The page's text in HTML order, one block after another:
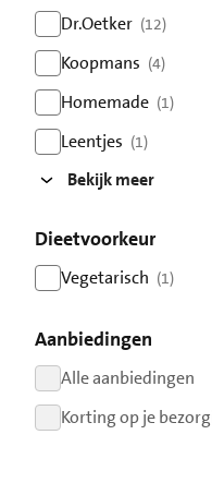
resultaten
Dr.Oetker (12)
resultaten
Koopmans (4)
resultaten
Homemade (1)
resultaten
Leentjes (1)
Bekijk meer
Dieetvoorkeur
Vegetarisch (1)
Aanbiedingen
Alle aanbiedingen
resultaten
Korting op je